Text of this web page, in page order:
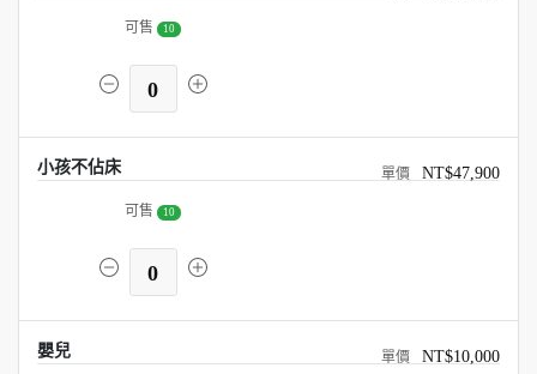
可售 10
0
小孩不佔床 NT$47,900
可售 10
0
嬰兒 NT$10,000